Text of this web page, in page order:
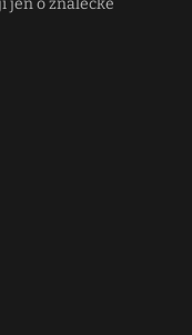
jen o znalecké